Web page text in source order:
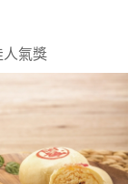
氣獎